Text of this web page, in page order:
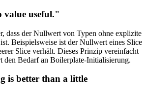
value useful."
dass der Nullwert von Typen ohne explizite
Beispielsweise ist der Nullwert eines Slice
Slice verhält. Dieses Prinzip vereinfacht
den Bedarf an Boilerplate-Initialisierung.
is better than a little